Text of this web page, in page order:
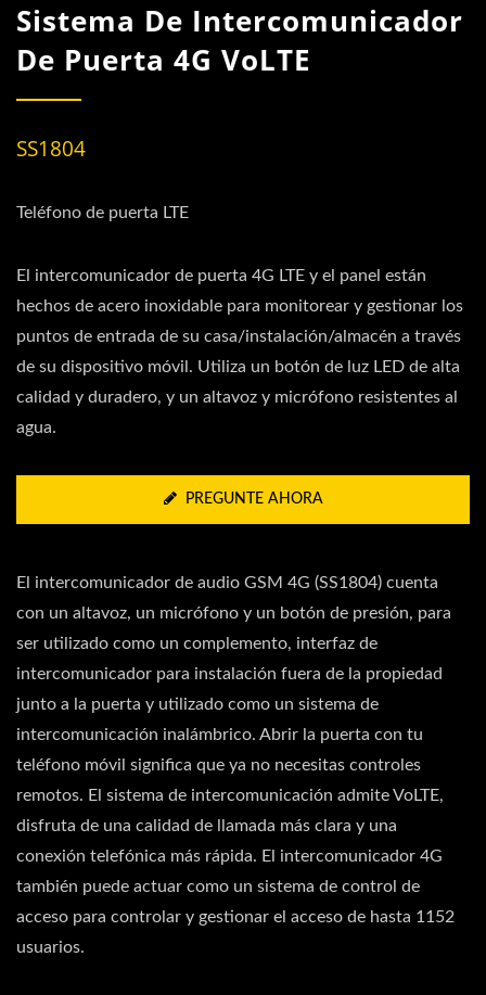
Sistema De Intercomunicador
De Puerta 4G VoLTE
SS1804
Teléfono de puerta LTE
El intercomunicador de puerta 4G LTE y el panel están
hechos de acero inoxidable para monitorear y gestionar los
puntos de entrada de su casa/instalación/almacén a través
de su dispositivo móvil. Utiliza un botón de luz LED de alta
calidad y duradero, y un altavoz y micrófono resistentes al
agua.
PREGUNTE AHORA
El intercomunicador de audio GSM 4G (SS1804) cuenta
con un altavoz, un micrófono y un botón de presión, para
ser utilizado como un complemento, interfaz de
intercomunicador para instalación fuera de la propiedad
junto a la puerta y utilizado como un sistema de
intercomunicación inalámbrico. Abrir la puerta con tu
teléfono móvil significa que ya no necesitas controles
remotos. El sistema de intercomunicación admite VoLTE,
disfruta de una calidad de llamada más clara y una
conexión telefónica más rápida. El intercomunicador 4G
también puede actuar como un sistema de control de
acceso para controlar y gestionar el acceso de hasta 1152
usuarios.